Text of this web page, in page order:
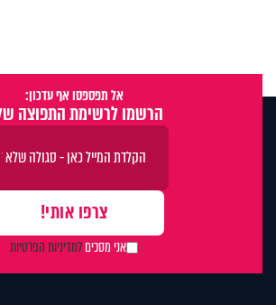
אל תפספסו אף עדכון:
הרשמו לרשימת התפוצה
אני מסכיםלמדיניות הפרטיות